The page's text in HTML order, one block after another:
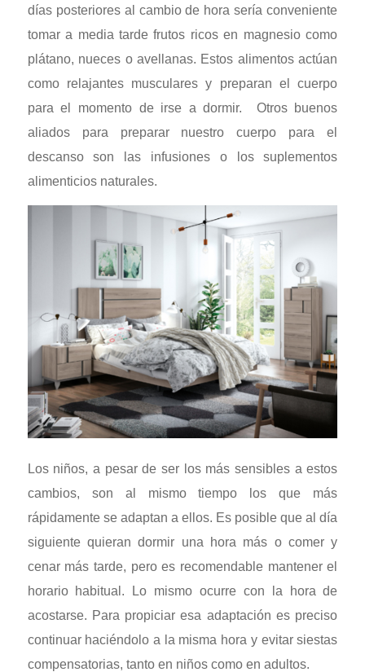
días posteriores al cambio de hora sería conveniente
tomar a media tarde frutos ricos en magnesio como
plátano, nueces o avellanas. Estos alimentos actúan
como relajantes musculares y preparan el cuerpo
para el momento de irse a dormir. Otros buenos
aliados para preparar nuestro cuerpo para el
descanso son las infusiones o los suplementos
alimenticios naturales.
Los niños, a pesar de ser los más sensibles a estos
cambios, son al mismo tiempo los que más
rápidamente se adaptan a ellos. Es posible que al día
siguiente quieran dormir una hora más o comer y
cenar más tarde, pero es recomendable mantener el
horario habitual. Lo mismo ocurre con la hora de
acostarse. Para propiciar esa adaptación es preciso
continuar haciéndolo a la misma hora y evitar siestas
compensatorias, tanto en niños como en adultos.